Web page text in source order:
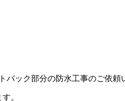
バック部分の防水工事のご依頼
。